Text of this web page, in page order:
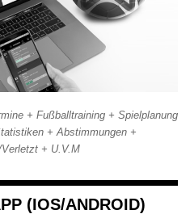
+ Fußballtraining + Spielplanung
+ Abstimmungen +
+ U.V.M
(IOS/ANDROID)